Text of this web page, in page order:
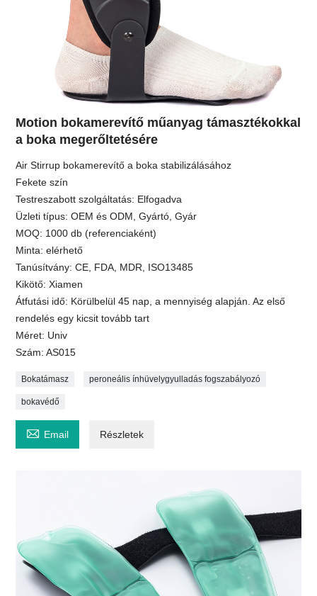
Motion bokamerevítő műanyag támasztékokkal
a boka megerőltetésére
Air Stirrup bokamerevítő a boka stabilizálásához
Fekete szín
Testreszabott szolgáltatás: Elfogadva
Üzleti típus: OEM és ODM, Gyártó, Gyár
MOQ: 1000 db (referenciaként)
Minta: elérhető
Tanúsítvány: CE, FDA, MDR, ISO13485
Kikötő: Xiamen
Átfutási idő: Körülbelül 45 nap, a mennyiség alapján. Az első
rendelés egy kicsit tovább tart
Méret: Univ
Szám: AS015
Bokatámasz peroneális ínhüvelygyulladás fogszabályozó
bokavédő
 Email Részletek